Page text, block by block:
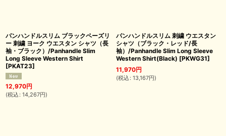
パンハンドルスリム ブラックペーズリ
ー 刺繍 ヨーク ウエスタン シャツ（長
袖・ブラック）/Panhandle Slim
Long Sleeve Western Shirt
[PKAT23]
12,970円
(税込 : 14,267円)
パンハンドルスリム 刺繍 ウエスタン
シャツ（ブラック・レッド/長
袖）/Panhandle Slim Long Sleeve
Western Shirt(Black) [PKWG31]
11,970円
(税込 : 13,167円)